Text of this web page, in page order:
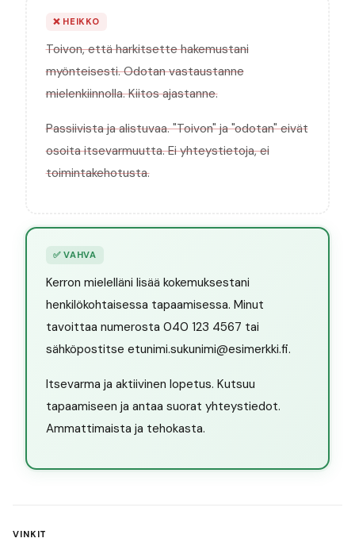
❌HEIKKO
Toivon, että harkitsette hakemustani
myönteisesti. Odotan vastaustanne
mielenkiinnolla. Kiitos ajastanne.
Passiivista ja alistuvaa. "Toivon" ja "odotan" eivät
osoita itsevarmuutta. Ei yhteystietoja, ei
toimintakehotusta.
✅VAHVA
Kerron mielelläni lisää kokemuksestani
henkilökohtaisessa tapaamisessa. Minut
tavoittaa numerosta 040 123 4567 tai
sähköpostitse etunimi.sukunimi@esimerkki.fi.
Itsevarma ja aktiivinen lopetus. Kutsuu
tapaamiseen ja antaa suorat yhteystiedot.
Ammattimaista ja tehokasta.
VINKIT